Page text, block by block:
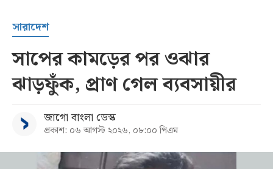
সারাদেশ
সাপের কামড়ের পর ওঝার
ঝাড়ফুঁক, প্রাণ গেল ব্যবসায়ীর
জাগো বাংলা ডেস্ক
প্রকাশ: ০৬ আগস্ট ২০২৬, ০৮:০০ পিএম